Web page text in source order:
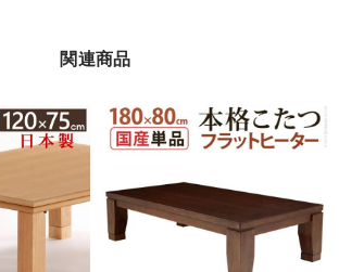
関連商品